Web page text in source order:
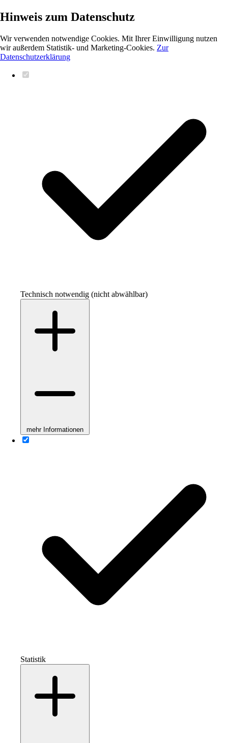
Hinweis zum Datenschutz
Wir verwenden notwendige Cookies. Mit Ihrer Einwilligung nutzen
wir außerdem Statistik- und Marketing-Cookies. Zur
Datenschutzerklärung
Technisch notwendig (nicht abwählbar)
mehr Informationen
Statistik